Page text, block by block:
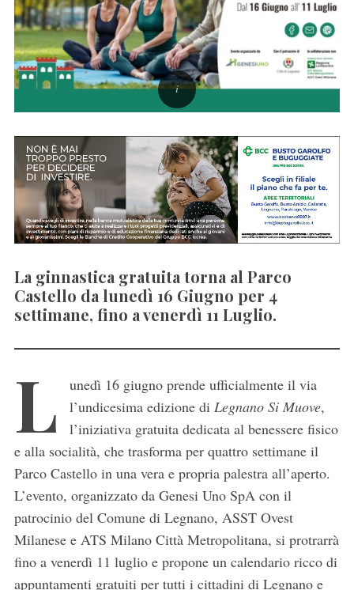
La ginnastica gratuita torna al Parco
Castello da lunedì 16 Giugno per 4
settimane, fino a venerdì 11 Luglio.
L
unedì 16 giugno prende ufficialmente il via
l’undicesima edizione di Legnano Si Muove,
l’iniziativa gratuita dedicata al benessere fisico
e alla socialità, che trasforma per quattro settimane il
Parco Castello in una vera e propria palestra all’aperto.
L’evento, organizzato da Genesi Uno SpA con il
patrocinio del Comune di Legnano, ASST Ovest
Milanese e ATS Milano Città Metropolitana, si protrarrà
fino a venerdì 11 luglio e propone un calendario ricco di
appuntamenti gratuiti per tutti i cittadini di Legnano e